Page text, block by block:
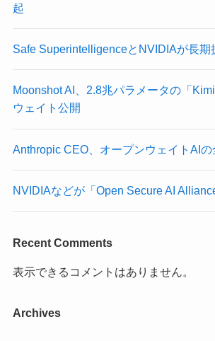
起
Safe SuperintelligenceとNVIDIAが長期
Moonshot AI、2.8兆パラメータの「
ウェイト公開
Anthropic CEO、オープンウェイトAI
NVIDIAなどが「Open Secure AI
Recent Comments
表示できるコメントはありません。
Archives